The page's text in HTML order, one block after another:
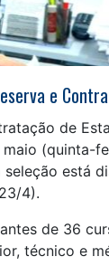
e
de
(quinta-
está
4).
de 36
técnico e